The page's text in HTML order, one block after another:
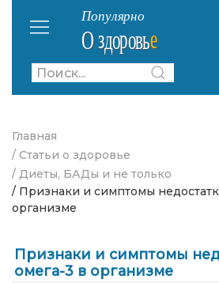
Главная
/ Статьи о здоровье
/ Диеты, БАДы и не только
/ Признаки и симптомы
организме
Признаки и симптомы
омега-3 в организме